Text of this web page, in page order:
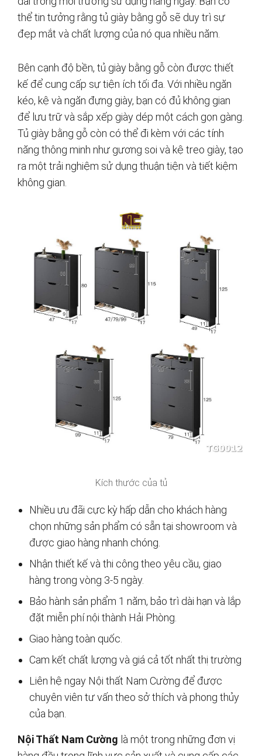
thể tin tưởng rằng tủ giày bằng gỗ sẽ duy trì sự
đẹp mắt và chất lượng của nó qua nhiều năm.
Bên cạnh độ bền, tủ giày bằng gỗ còn được thiết
kế để cung cấp sự tiện ích tối đa. Với nhiều ngăn
kéo, kệ và ngăn đựng giày, bạn có đủ không gian
để lưu trữ và sắp xếp giày dép một cách gọn gàng.
Tủ giày bằng gỗ còn có thể đi kèm với các tính
năng thông minh như gương soi và kệ treo giày, tạo
ra một trải nghiệm sử dụng thuận tiện và tiết kiệm
không gian.
Kích thước của tủ
Nhiều ưu đãi cực kỳ hấp dẫn cho khách hàng
chọn những sản phẩm có sẵn tại showroom và
được giao hàng nhanh chóng.
Nhận thiết kế và thi công theo yêu cầu, giao
hàng trong vòng 3-5 ngày.
Bảo hành sản phẩm 1 năm, bảo trì dài hạn và lắp
đặt miễn phí nội thành Hải Phòng.
Giao hàng toàn quốc.
Cam kết chất lượng và giá cả tốt nhất thị trường
Liên hệ ngay Nội thất Nam Cường để được
chuyên viên tư vấn theo sở thích và phong thủy
của bạn.
Nội Thất Nam Cường là một trong những đơn vị